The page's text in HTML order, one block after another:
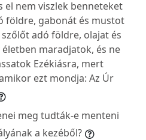
el nem viszlek benneteket
földre, gabonát és mustot
adó földre, olajat és
maradjatok, és ne
Ezékiásra, mert
ezt mondja: Az Úr
meg tudták-e menteni
a kezéből?